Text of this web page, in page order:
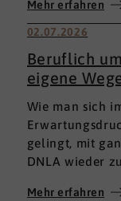
Mehr erfahren
02.07.2026
Beruflich
eigene
Wie man sich
gelingt, mit
DNLA wieder
Mehr erfahren